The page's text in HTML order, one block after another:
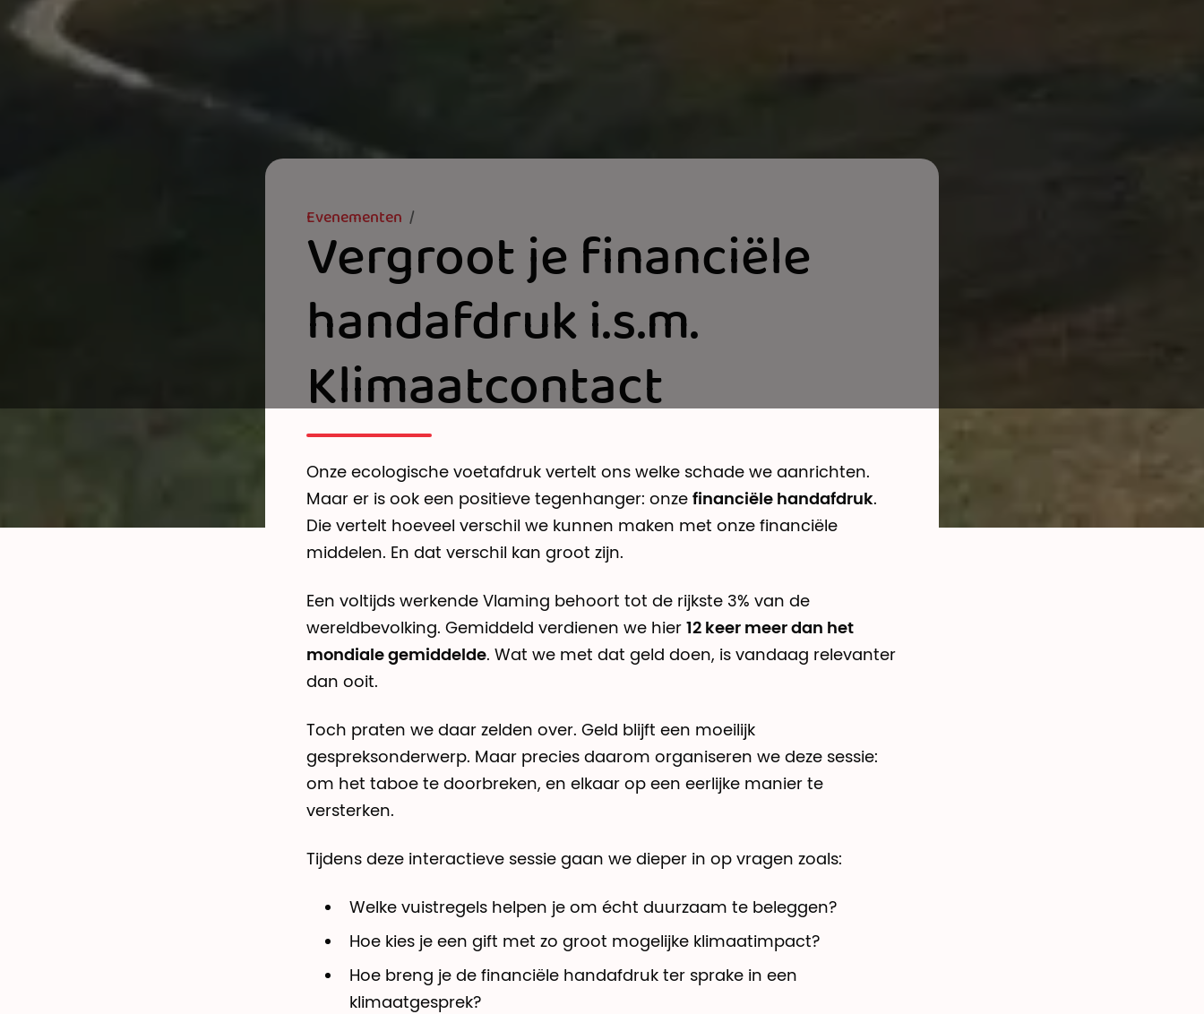
Evenementen /
Vergroot je financiële
handafdruk i.s.m.
Klimaatcontact
Onze ecologische voetafdruk vertelt ons welke schade we aanrichten.
Maar er is ook een positieve tegenhanger: onze financiële handafdruk.
Die vertelt hoeveel verschil we kunnen maken met onze financiële
middelen. En dat verschil kan groot zijn.
Een voltijds werkende Vlaming behoort tot de rijkste 3% van de
wereldbevolking. Gemiddeld verdienen we hier 12 keer meer dan het
mondiale gemiddelde. Wat we met dat geld doen, is vandaag relevanter
dan ooit.
Toch praten we daar zelden over. Geld blijft een moeilijk
gespreksonderwerp. Maar precies daarom organiseren we deze sessie:
om het taboe te doorbreken, en elkaar op een eerlijke manier te
versterken.
Tijdens deze interactieve sessie gaan we dieper in op vragen zoals:
Welke vuistregels helpen je om écht duurzaam te beleggen?
Hoe kies je een gift met zo groot mogelijke klimaatimpact?
Hoe breng je de financiële handafdruk ter sprake in een
klimaatgesprek?